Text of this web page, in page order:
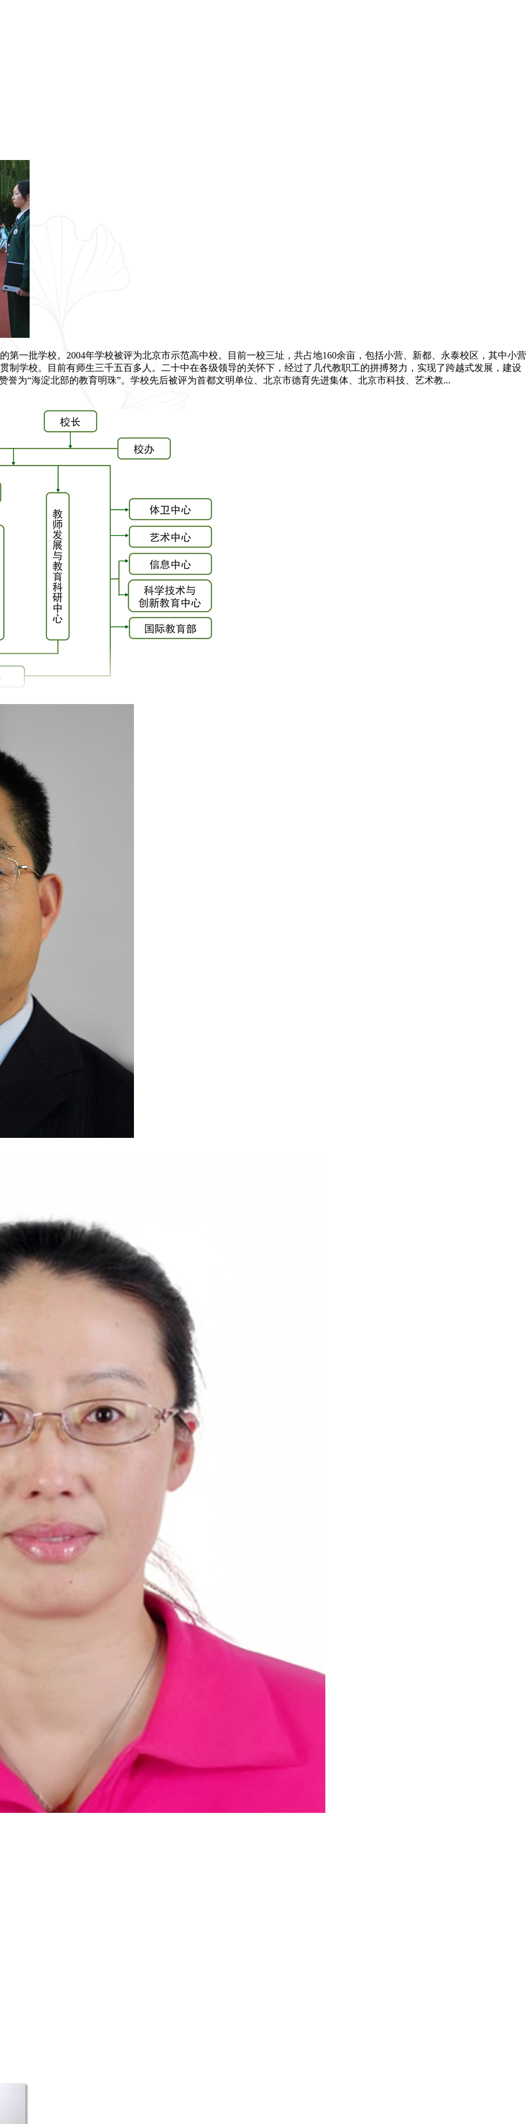
第一批学校。2004年学校被评为北京市示范高中校。目前一校三址，共占地160余亩，包括小营、新都、永泰校区，其中小营
制学校。目前有师生三千五百多人。二十中在各级领导的关怀下，经过了几代教职工的拼搏努力，实现了跨越式发展，建设
誉为“海淀北部的教育明珠”。学校先后被评为首都文明单位、北京市德育先进集体、北京市科技、艺术教...